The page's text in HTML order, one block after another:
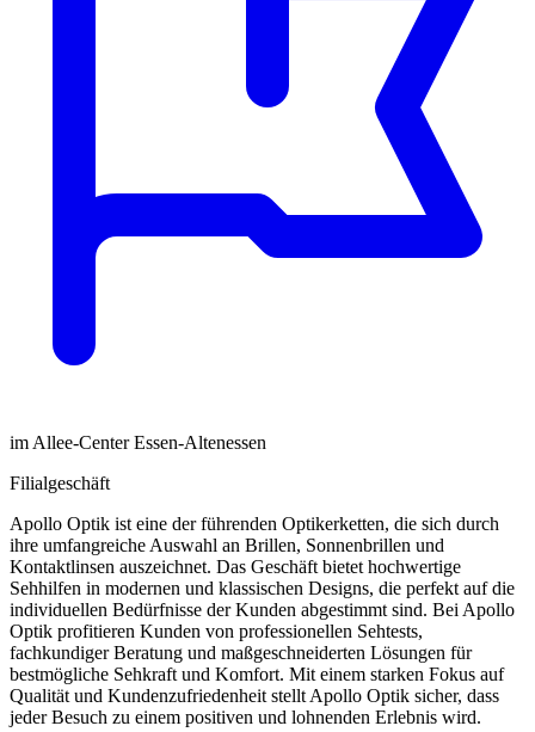
im Allee-Center Essen-Altenessen
Filialgeschäft
Apollo Optik ist eine der führenden Optikerketten, die sich durch
ihre umfangreiche Auswahl an Brillen, Sonnenbrillen und
Kontaktlinsen auszeichnet. Das Geschäft bietet hochwertige
Sehhilfen in modernen und klassischen Designs, die perfekt auf die
individuellen Bedürfnisse der Kunden abgestimmt sind. Bei Apollo
Optik profitieren Kunden von professionellen Sehtests,
fachkundiger Beratung und maßgeschneiderten Lösungen für
bestmögliche Sehkraft und Komfort. Mit einem starken Fokus auf
Qualität und Kundenzufriedenheit stellt Apollo Optik sicher, dass
jeder Besuch zu einem positiven und lohnenden Erlebnis wird.